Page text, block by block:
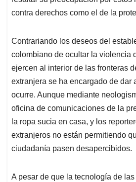
contra derechos como el de la
Contrariando los deseos del
colombiano de ocultar la violencia
ejercen al interior de las fronteras
extranjera se ha encargado de dar
ocurre. Aunque mediante
oficina de comunicaciones de la
la ropa sucia en casa, y los
extranjeros no están permitiendo
ciudadanía pasen desapercibidos.
A pesar de que la tecnología de